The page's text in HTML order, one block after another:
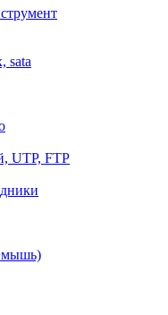
sata
UTP, FTP